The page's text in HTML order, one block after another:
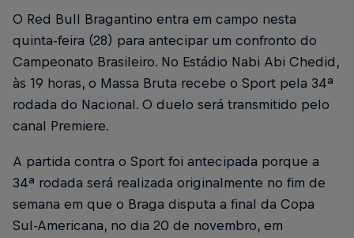
O Red Bull Bragantino entra em campo nesta
quinta-feira (28) para antecipar um confronto do
Campeonato Brasileiro. No Estádio Nabi Abi Chedid,
às 19 horas, o Massa Bruta recebe o Sport pela 34ª
rodada do Nacional. O duelo será transmitido pelo
canal Premiere.
A partida contra o Sport foi antecipada porque a
34ª rodada será realizada originalmente no fim de
semana em que o Braga disputa a final da Copa
Sul-Americana, no dia 20 de novembro, em